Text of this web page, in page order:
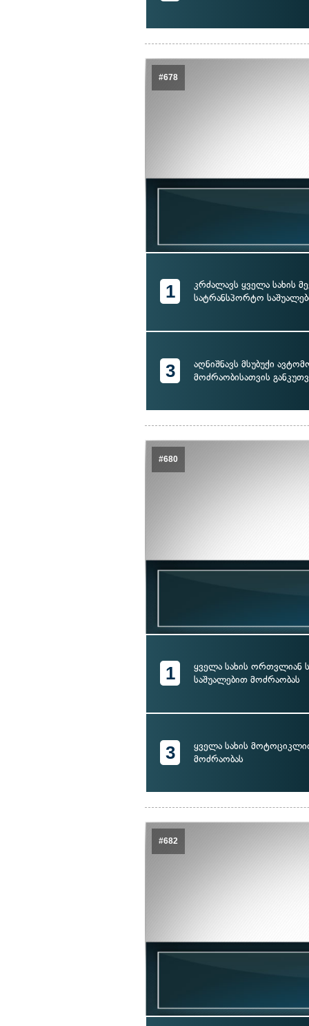
#678
1
კრძალავს ყველა სახის
სატრანსპორტო
3
აღნიშნავს მსუბუქი
მოძრაობისათვის
#680
1
ყველა სახის ორთვლიან
საშუალებით მოძრაობას
3
ყველა სახის
მოძრაობას
#682